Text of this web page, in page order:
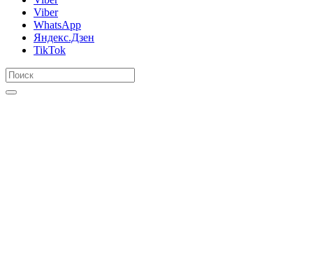
Viber
WhatsApp
Яндекс.Дзен
TikTok